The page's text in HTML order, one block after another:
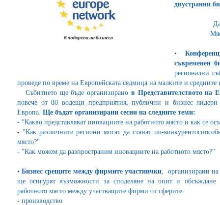
двустранни
Дата
•
съвременен
регионални
проведе по време на Европейската седмица на малките и средните
Събитието ще бъде организирано в Представителството на
повече от 80 водещи предприятия, публични и бизнес
Европа. Ще бъдат организирани сесии на следните теми:
- "Какво представляват иновациите на работното място и как се
- "Как различните региони могат да станат по-
място?"
- "Как можем да разпространим иновациите на работното място?"
• Бизнес срещите между фирмите участнички, организирани на
ще осигурят възможности за споделяне на опит и
работното място между участващите фирми от сферите:
- производство